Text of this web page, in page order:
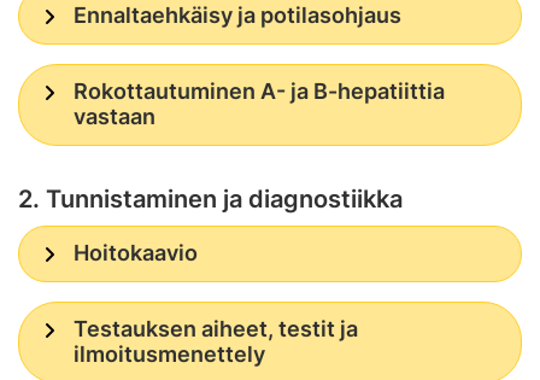
Ennaltaehkäisy ja potilasohjaus
Rokottautuminen A- ja B-hepatiittia
vastaan
2. Tunnistaminen ja diagnostiikka
Hoitokaavio
Testauksen aiheet, testit ja
ilmoitusmenettely